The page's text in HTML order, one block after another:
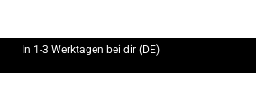
In 1-3 Werktagen bei dir (DE)